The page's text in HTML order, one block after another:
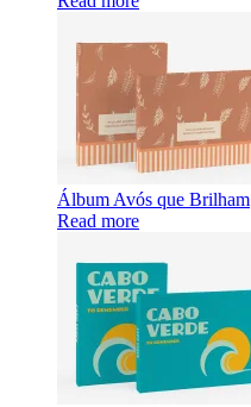
Álbum Avós que Brilham
Read more